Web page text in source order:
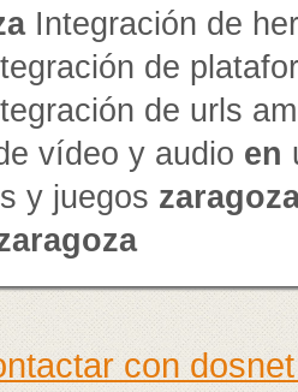
Integración de
de
de urls
vídeo y audio en
y juegos
con